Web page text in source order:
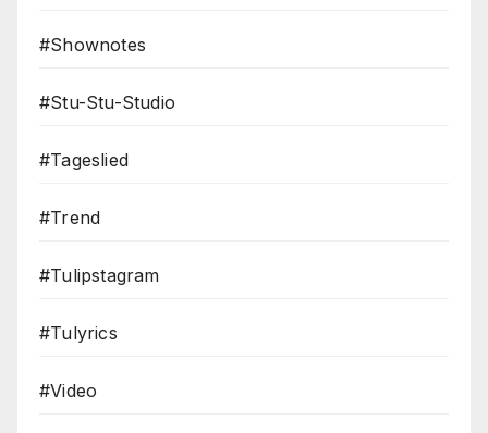
#Shownotes
#Stu-Stu-Studio
#Tageslied
#Trend
#Tulipstagram
#Tulyrics
#Video